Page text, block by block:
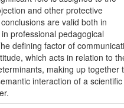
and other protective
are valid both in
professional pedagogical
defining factor of
which acts in relation to
making up together
interaction of a